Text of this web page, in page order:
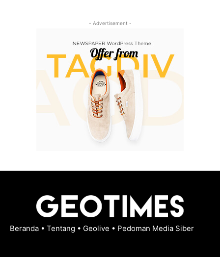
- Advertisement -
Beranda • Tentang • Geolive • Pedoman Media Siber